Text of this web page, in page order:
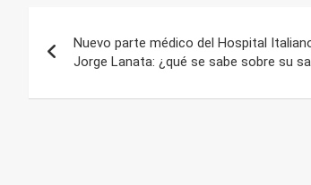
de
entradas
Nuevo parte médico del Hospital
Jorge Lanata: ¿qué se sabe sobre su